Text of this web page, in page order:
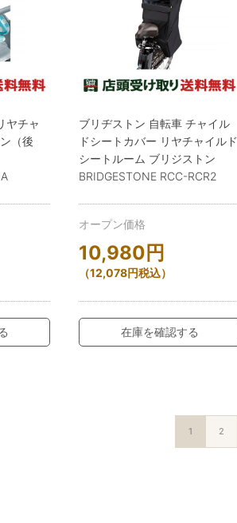
ヤチャ
（後
ブリヂストン 自転車 チャイル
ドシートカバー リヤチャイルド
シートルーム ブリジストン
BRIDGESTONE RCC-RCR2
オープン価格
10,980 円
（12,078円税込）
在庫を確認する
1 2